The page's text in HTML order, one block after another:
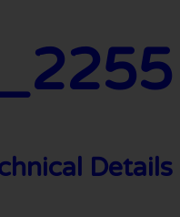
Details